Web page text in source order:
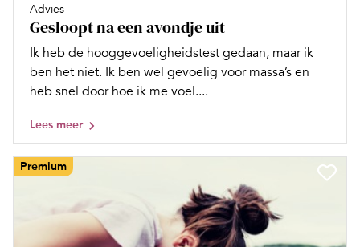
Advies
Gesloopt na een avondje uit
Ik heb de hooggevoeligheidstest gedaan, maar ik
ben het niet. Ik ben wel gevoelig voor massa’s en
heb snel door hoe ik me voel....
Lees meer
Premium